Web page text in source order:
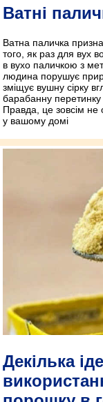
Ватні
Ватна паличка
того, як раз для вух
в вухо паличкою з
людина порушує
зміщує вушну сірку
барабанну
Правда, це зовсім
у вашому домі
Декілька